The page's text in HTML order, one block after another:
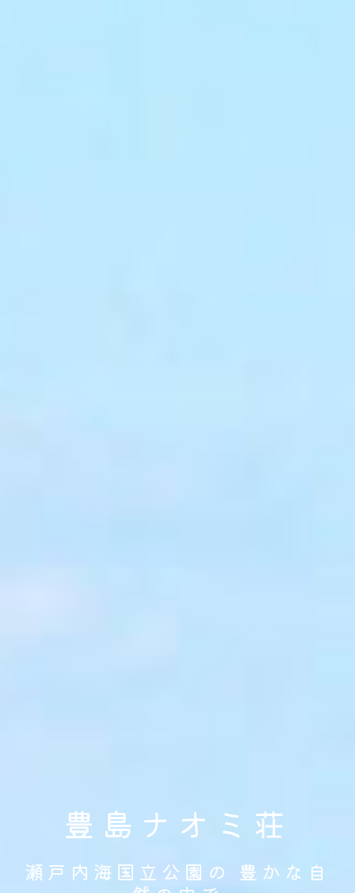
豊島ナオミ荘
瀬戸内海国立公園の 豊かな自